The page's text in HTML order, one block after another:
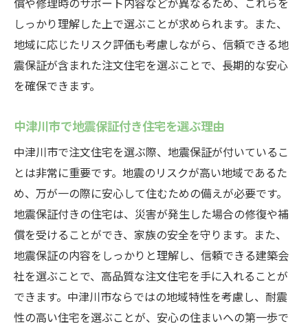
しっかり理解した上で選ぶことが求められます。また、
地域に応じたリスク評価も考慮しながら、信頼できる地
震保証が含まれた注文住宅を選ぶことで、長期的な安心
を確保できます。
中津川市で地震保証付き住宅を選ぶ理由
中津川市で注文住宅を選ぶ際、地震保証が付いているこ
とは非常に重要です。地震のリスクが高い地域であるた
め、万が一の際に安心して住むための備えが必要です。
地震保証付きの住宅は、災害が発生した場合の修復や補
償を受けることができ、家族の安全を守ります。また、
地震保証の内容をしっかりと理解し、信頼できる建築会
社を選ぶことで、高品質な注文住宅を手に入れることが
できます。中津川市ならではの地域特性を考慮し、耐震
性の高い住宅を選ぶことが、安心の住まいへの第一歩で